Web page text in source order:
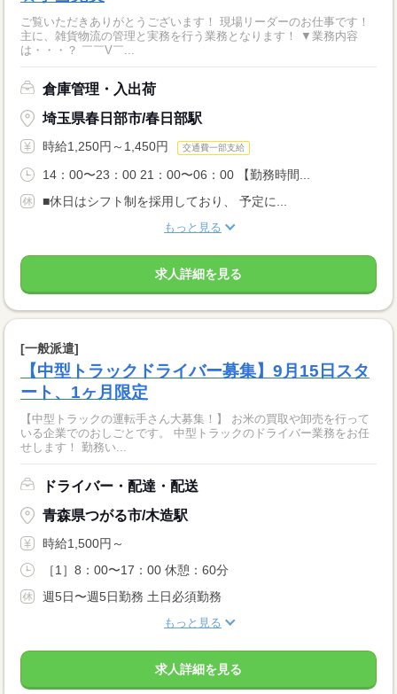
ご覧いただきありがとうございます！ 現場リーダーのお仕事です！
主に、雑貨物流の管理と実務を行う業務となります！ ▼業務内容
は・・・？ ￣￣V￣...
倉庫管理・入出荷
埼玉県春日部市/春日部駅
時給1,250円～1,450円 交通費一部支給
14：00〜23：00 21：00〜06：00 【勤務時間...
■休日はシフト制を採用しており、 予定に...
もっと見る
求人詳細を見る
[一般派遣]
【中型トラックドライバー募集】9月15日スタ
ート、1ヶ月限定
【中型トラックの運転手さん大募集！】 お米の買取や卸売を行って
いる企業でのおしごとです。 中型トラックのドライバー業務をお任
せします！ 勤務い...
ドライバー・配達・配送
青森県つがる市/木造駅
時給1,500円～
［1］8：00〜17：00 休憩：60分
週5日〜週5日勤務 土日必須勤務
もっと見る
求人詳細を見る